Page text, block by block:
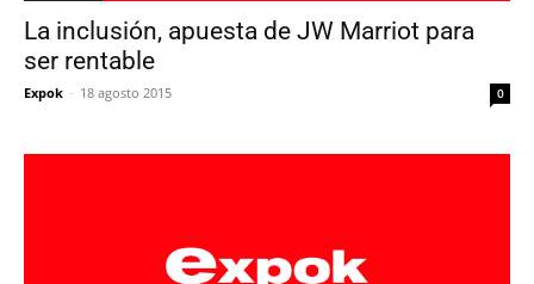
La inclusión, apuesta de JW Marriot para
ser rentable
Expok - 18 agosto 2015 0